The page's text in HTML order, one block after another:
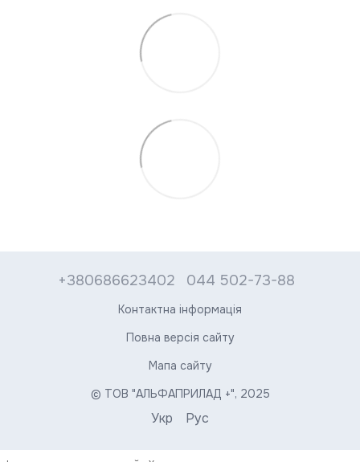
+380686623402 044 502-73-88
Контактна інформація
Повна версія сайту
Мапа сайту
© ТОВ "АЛЬФАПРИЛАД +", 2025
Укр Рус